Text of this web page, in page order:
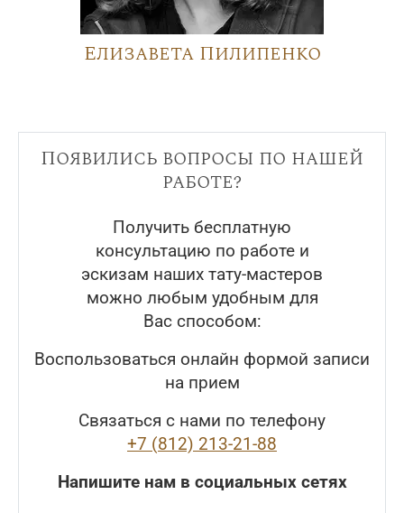
Елизавета Пилипенко
Появились вопросы по нашей
работе?
Получить бесплатную
консультацию по работе и
эскизам наших тату-мастеров
можно любым удобным для
Вас способом:
Воспользоваться онлайн формой записи
на прием
Связаться с нами по телефону
+7 (812) 213-21-88
Напишите нам в социальных сетях